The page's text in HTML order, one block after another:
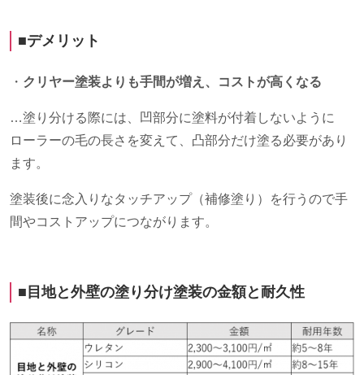
■デメリット
・ クリヤー塗装よりも手間が増え、コストが高くなる
…塗り分ける際には、凹部分に塗料が付着しないように
ローラーの毛の長さを変えて、凸部分だけ塗る必要があり
ます。
塗装後に念入りなタッチアップ（補修塗り）を行うので手
間やコストアップにつながります。
■目地と外壁の塗り分け塗装の金額と耐久性